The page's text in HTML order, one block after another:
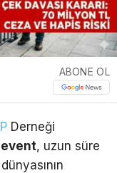
ABONE OL
Derneği
, uzun süre